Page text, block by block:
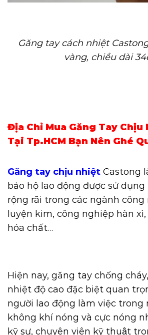
Găng tay cách nhiệt
vàng, chiều dài
Địa Chỉ Mua Găng Tay Chịu
Tại Tp.HCM Bạn Nên Ghé
Găng tay chịu nhiệt Castong
bảo hộ lao động được sử dụng
rộng rãi trong các ngành
luyện kim, công nghiệp hàn
hóa chất…
Hiện nay, găng tay chống
nhiệt độ cao đặc biệt quan
người lao động làm việc trong
không khí nóng và cực nóng
kỹ sư, chuyên viên kỹ thuật